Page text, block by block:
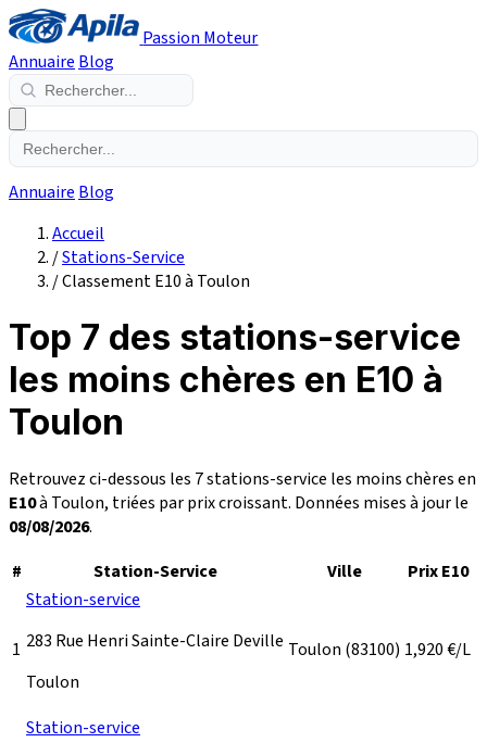
Passion Moteur
Annuaire Blog
Annuaire Blog
Accueil
/Stations-Service
/Classement E10 à Toulon
Top 7 des stations-service
les moins chères en E10 à
Toulon
Retrouvez ci-dessous les 7 stations-service les moins chères en
E10à Toulon, triées par prix croissant. Données mises à jour le
08/08/2026.
#
Station-Service Ville Prix E10
1
Station-service
283 Rue Henri Sainte-Claire Deville
Toulon
Toulon (83100) 1,920€/L
Station-service